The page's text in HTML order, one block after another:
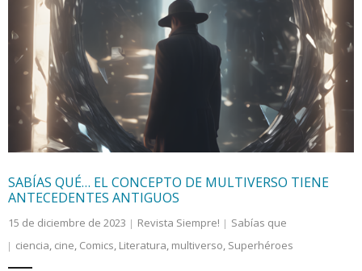
SABÍAS QUÉ… EL CONCEPTO DE MULTIVERSO TIENE
ANTECEDENTES ANTIGUOS
15 de diciembre de 2023 Revista Siempre!
Sabías que
ciencia, cine, Comics, Literatura, multiverso, Superhéroes